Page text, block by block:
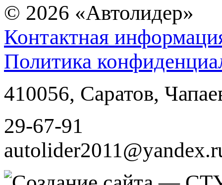
© 2026 «Автолидер»
Контактная
Политика
410056, Саратов,
29-67-91